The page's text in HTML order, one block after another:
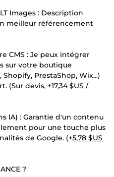
Images : Description
meilleur référencement
CMS : Je peux intégrer
sur votre boutique
PrestaShop, Wix...)
(Sur devis, +17,34 $US /
IA) : Garantie d'un contenu
pour une touche plus
de Google. (+5,78 $US
?